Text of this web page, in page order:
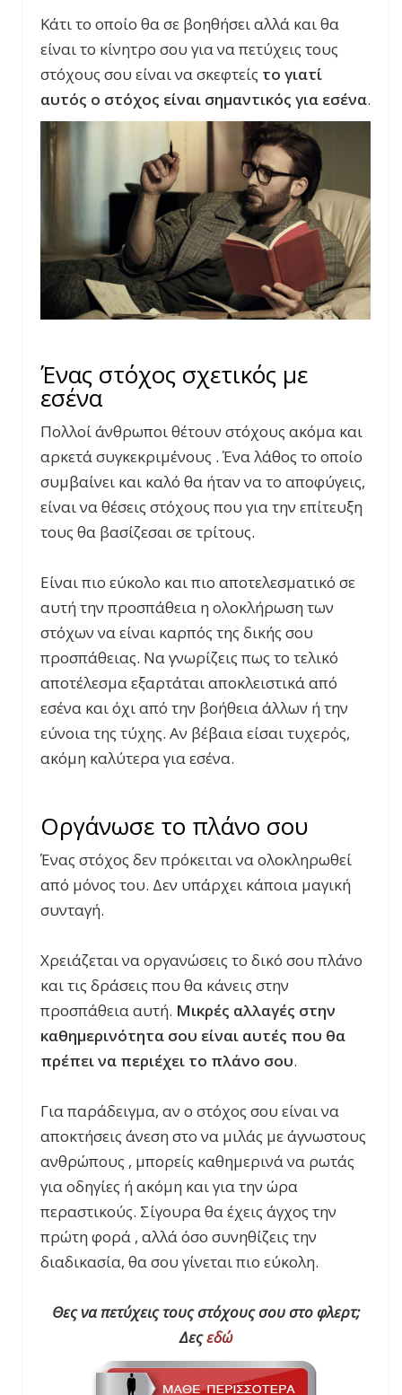
Κάτι το οποίο θα σε βοηθήσει αλλά και θα
είναι το κίνητρο σου για να πετύχεις τους
στόχους σου είναι να σκεφτείς το γιατί
αυτός ο στόχος είναι σημαντικός για εσένα.
Ένας στόχος σχετικός με
εσένα
Πολλοί άνθρωποι θέτουν στόχους ακόμα και
αρκετά συγκεκριμένους . Ένα λάθος το οποίο
συμβαίνει και καλό θα ήταν να το αποφύγεις,
είναι να θέσεις στόχους που για την επίτευξη
τους θα βασίζεσαι σε τρίτους.
Είναι πιο εύκολο και πιο αποτελεσματικό σε
αυτή την προσπάθεια η ολοκλήρωση των
στόχων να είναι καρπός της δικής σου
προσπάθειας. Να γνωρίζεις πως το τελικό
αποτέλεσμα εξαρτάται αποκλειστικά από
εσένα και όχι από την βοήθεια άλλων ή την
εύνοια της τύχης. Αν βέβαια είσαι τυχερός,
ακόμη καλύτερα για εσένα.
Οργάνωσε το πλάνο σου
Ένας στόχος δεν πρόκειται να ολοκληρωθεί
από μόνος του. Δεν υπάρχει κάποια μαγική
συνταγή.
Χρειάζεται να οργανώσεις το δικό σου πλάνο
και τις δράσεις που θα κάνεις στην
προσπάθεια αυτή. Μικρές αλλαγές στην
καθημερινότητα σου είναι αυτές που θα
πρέπει να περιέχει το πλάνο σου.
Για παράδειγμα, αν ο στόχος σου είναι να
αποκτήσεις άνεση στο να μιλάς με άγνωστους
ανθρώπους , μπορείς καθημερινά να ρωτάς
για οδηγίες ή ακόμη και για την ώρα
περαστικούς. Σίγουρα θα έχεις άγχος την
πρώτη φορά , αλλά όσο συνηθίζεις την
διαδικασία, θα σου γίνεται πιο εύκολη.
Θες να πετύχεις τους στόχους σου στο φλερτ;
Δεςεδώ